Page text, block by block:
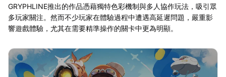
GRYPHLINE推出的作品憑藉獨特色彩機制與多人協作玩法，吸引眾
多玩家關注。然而不少玩家在體驗過程中遭遇高延遲問題，嚴重影
響遊戲體驗，尤其在需要精準操作的關卡中更為明顯。